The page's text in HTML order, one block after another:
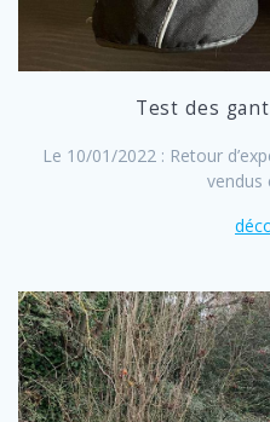
Test des
Le 10/01/2022 : Retour
vendus